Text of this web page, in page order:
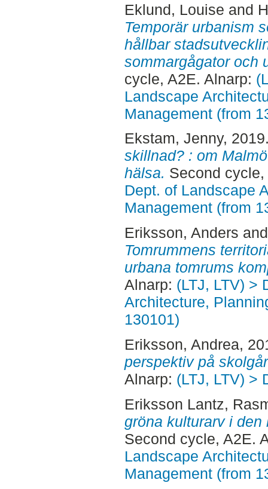
Eklund, Louise and
Temporär urbanism
hållbar
sommargågator och
cycle, A2E. Alnarp:
Landscape
Management (from
Ekstam, Jenny,
skillnad? : om
hälsa. Second
Dept. of Landscape
Management (from
Eriksson, Anders
Tomrummens
urbana tomrums
Alnarp: (LTJ, LTV) >
Architecture,
130101)
Eriksson, Andrea,
perspektiv på
Alnarp: (LTJ, LTV) >
Eriksson Lantz,
gröna kulturarv i
Second cycle, A2E.
Landscape
Management (from